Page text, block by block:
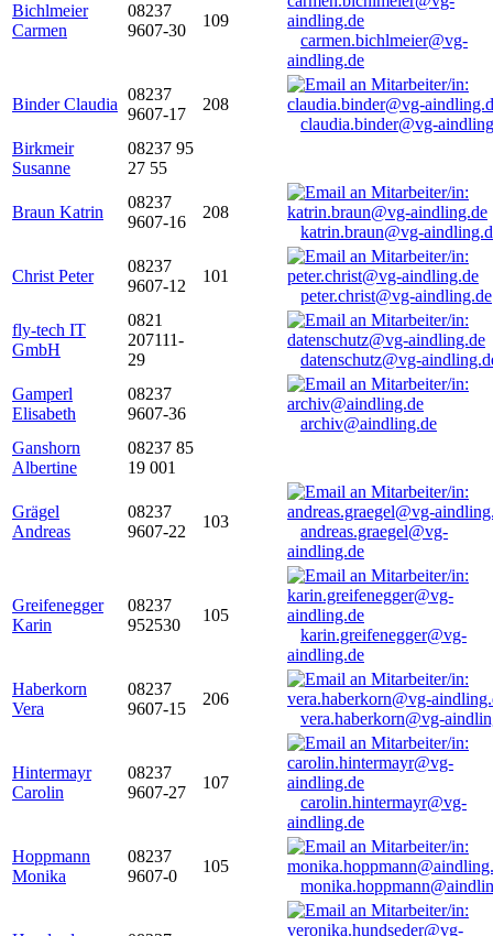
Bichlmeier
Carmen
08237
9607-30
109
carmen.bichlmeier@vg-
aindling.de
Binder Claudia
08237
9607-17
208
claudia.binder@vg-
Birkmeir
Susanne
08237 95
27 55
Braun Katrin
08237
9607-16
208
katrin.braun@vg-
Christ Peter
08237
9607-12
101
peter.christ@vg-aindling.de
fly-tech IT
GmbH
0821
207111-
29
datenschutz@vg-
Gamperl
Elisabeth
08237
9607-36
archiv@aindling.de
Ganshorn
Albertine
08237 85
19 001
Grägel
Andreas
08237
9607-22
103
andreas.graegel@vg-
aindling.de
Greifenegger
Karin
08237
952530
105
karin.greifenegger@vg-
aindling.de
Haberkorn
Vera
08237
9607-15
206
vera.haberkorn@vg-
Hintermayr
Carolin
08237
9607-27
107
carolin.hintermayr@vg-
aindling.de
Hoppmann
Monika
08237
9607-0
105